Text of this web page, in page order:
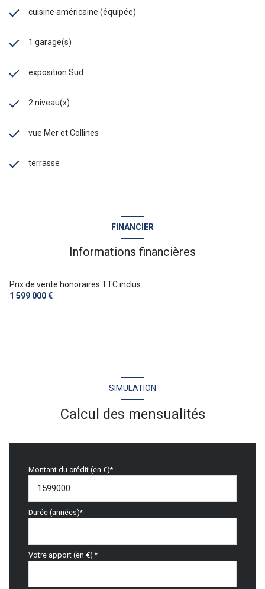
cuisine américaine (équipée)
1 garage(s)
exposition Sud
2 niveau(x)
vue Mer et Collines
terrasse
FINANCIER
Informations financières
Prix de vente honoraires TTC inclus
1 599 000 €
SIMULATION
Calcul des mensualités
Montant du crédit (en €)*
Durée (années)*
Votre apport (en €) *